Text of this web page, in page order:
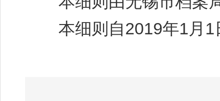
本细则自2019年1月1